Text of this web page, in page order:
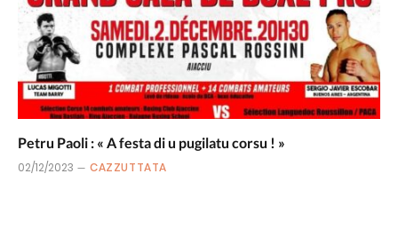
Petru Paoli : « A festa di u pugilatu corsu ! »
02/12/2023 CAZZUTTATA